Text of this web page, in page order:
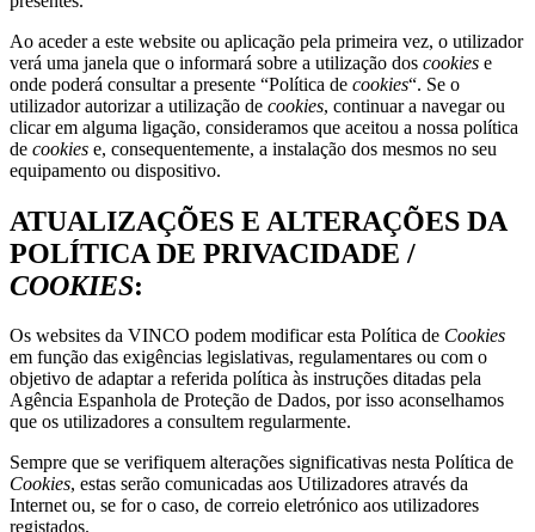
Ao aceder a este website ou aplicação pela primeira vez, o utilizador
verá uma janela que o informará sobre a utilização dos cookies e
onde poderá consultar a presente “Política de cookies“. Se o
utilizador autorizar a utilização de cookies, continuar a navegar ou
clicar em alguma ligação, consideramos que aceitou a nossa política
de cookies e, consequentemente, a instalação dos mesmos no seu
equipamento ou dispositivo.
ATUALIZAÇÕES E ALTERAÇÕES DA
POLÍTICA DE PRIVACIDADE /
COOKIES:
Os websites da VINCO podem modificar esta Política de Cookies
em função das exigências legislativas, regulamentares ou com o
objetivo de adaptar a referida política às instruções ditadas pela
Agência Espanhola de Proteção de Dados, por isso aconselhamos
que os utilizadores a consultem regularmente.
Sempre que se verifiquem alterações significativas nesta Política de
Cookies, estas serão comunicadas aos Utilizadores através da
Internet ou, se for o caso, de correio eletrónico aos utilizadores
registados.